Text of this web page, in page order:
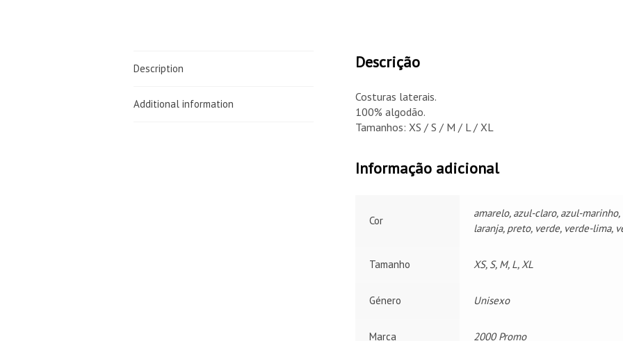
Description
Additional information
Descrição
Costuras laterais.
100% algodão.
Tamanhos: XS / S / M / L / XL
Informação adicional
Cor
amarelo, azul-claro, azul-
laranja, preto, verde, verde-lima,
Tamanho XS, S, M, L, XL
Género Unisexo
Marca 2000 Promo